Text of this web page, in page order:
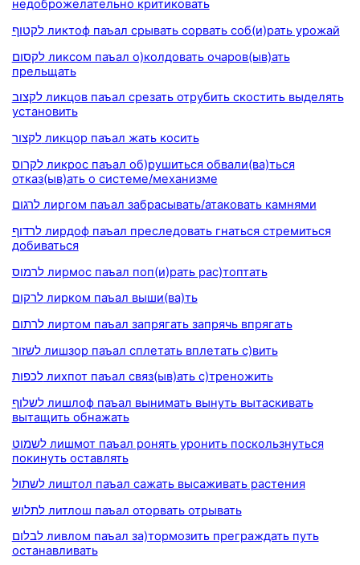
недоброжелательно критиковать
לקטוף ликтоф паъал срывать сорвать соб(и)рать урожай
לקסום ликсом паъал о)колдовать очаров(ыв)ать
прельщать
לקצוב ликцов паъал срезать отрубить скостить выделять
установить
לקצור ликцор паъал жать косить
לקרוס ликрос паъал об)рушиться обвали(ва)ться
отказ(ыв)ать о системе/механизме
לרגום лиргом паъал забрасывать/атаковать камнями
לרדוף лирдоф паъал преследовать гнаться стремиться
добиваться
לרמוס лирмос паъал поп(и)рать рас)топтать
לרקום лирком паъал выши(ва)ть
לרתום лиртом паъал запрягать запрячь впрягать
לשזור лишзор паъал сплетать вплетать с)вить
לכפות лихпот паъал связ(ыв)ать с)треножить
לשלוף лишлоф паъал вынимать вынуть вытаскивать
вытащить обнажать
לשמוט лишмот паъал ронять уронить поскользнуться
покинуть оставлять
לשתול лиштол паъал сажать высаживать растения
לתלוש литлош паъал оторвать отрывать
לבלום ливлом паъал за)тормозить преграждать путь
останавливать